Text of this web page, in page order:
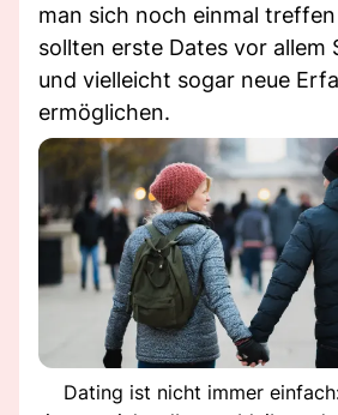
man sich noch einmal
sollten erste Dates vor allem
und vielleicht sogar neue
ermöglichen.
Dating ist nicht immer